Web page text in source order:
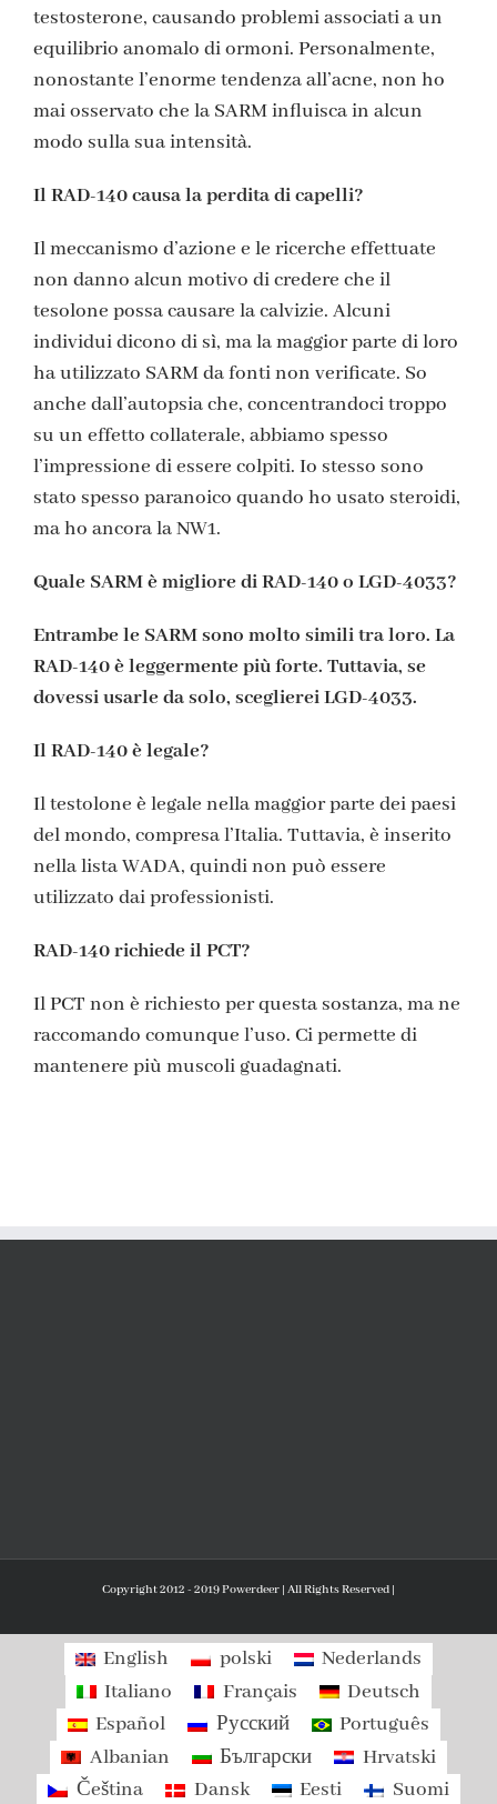
testosterone, causando problemi associati a un
equilibrio anomalo di ormoni. Personalmente,
nonostante l’enorme tendenza all’acne, non ho
mai osservato che la SARM influisca in alcun
modo sulla sua intensità.
Il RAD-140 causa la perdita di capelli?
Il meccanismo d’azione e le ricerche effettuate
non danno alcun motivo di credere che il
tesolone possa causare la calvizie. Alcuni
individui dicono di sì, ma la maggior parte di loro
ha utilizzato SARM da fonti non verificate. So
anche dall’autopsia che, concentrandoci troppo
su un effetto collaterale, abbiamo spesso
l’impressione di essere colpiti. Io stesso sono
stato spesso paranoico quando ho usato steroidi,
ma ho ancora la NW1.
Quale SARM è migliore di RAD-140 o LGD-4033?
Entrambe le SARM sono molto simili tra loro. La
RAD-140 è leggermente più forte. Tuttavia, se
dovessi usarle da solo, sceglierei LGD-4033.
Il RAD-140 è legale?
Il testolone è legale nella maggior parte dei paesi
del mondo, compresa l’Italia. Tuttavia, è inserito
nella lista WADA, quindi non può essere
utilizzato dai professionisti.
RAD-140 richiede il PCT?
Il PCT non è richiesto per questa sostanza, ma ne
raccomando comunque l’uso. Ci permette di
mantenere più muscoli guadagnati.
Copyright 2012 - 2019 Powerdeer | All Rights Reserved |
English polski
Nederlands
Italiano
Français
Deutsch
Español
Русский
Português
Albanian
Български
Hrvatski
Čeština
Dansk Eesti Suomi